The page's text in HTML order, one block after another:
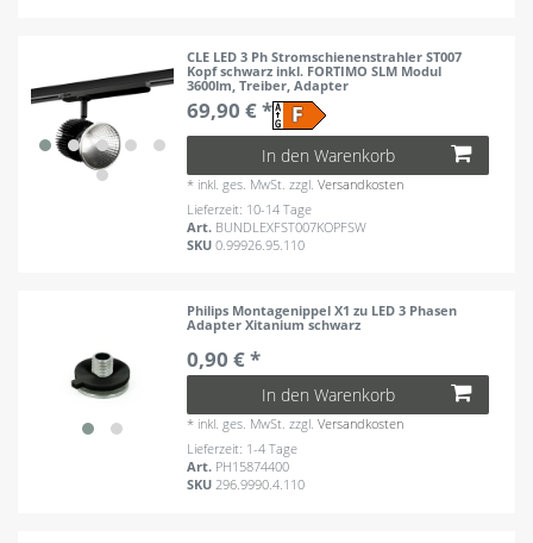
CLE LED 3 Ph Stromschienenstrahler ST007
Kopf schwarz inkl. FORTIMO SLM Modul
3600lm, Treiber, Adapter
69,90 € *
In den Warenkorb
* inkl. ges. MwSt. zzgl.Versandkosten
Lieferzeit: 10-14 Tage
Art. BUNDLEXFST007KOPFSW
SKU0.99926.95.110
Philips Montagenippel X1 zu LED 3 Phasen
Adapter Xitanium schwarz
0,90 € *
In den Warenkorb
* inkl. ges. MwSt. zzgl.Versandkosten
Lieferzeit: 1-4 Tage
Art. PH15874400
SKU 296.9990.4.110